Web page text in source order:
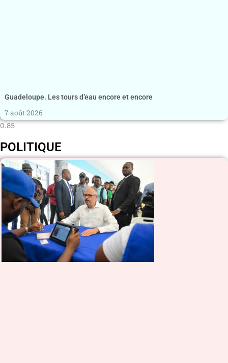
Guadeloupe. Les tours d’eau encore et encore
7 août 2026
POLITIQUE